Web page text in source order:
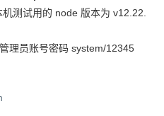
机测试用的 node 版本为 v12.22.
理员账号密码 system/12345